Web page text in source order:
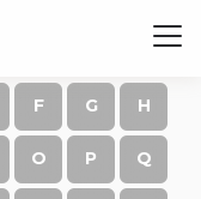
F G H
O P Q